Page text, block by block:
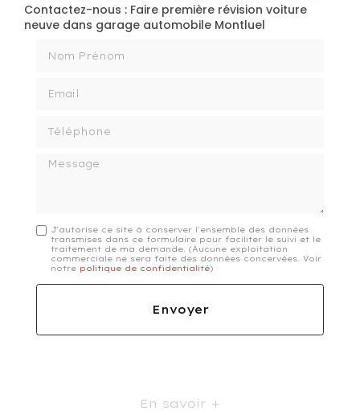
Contactez-nous : Faire première révision voiture
neuve dans garage automobile Montluel
Message
J'autorise ce site à conserver l'ensemble des données
transmises dans ce formulaire pour faciliter le suivi et le
traitement de ma demande.(Aucune exploitation
commerciale ne sera faite des données concervées. Voir
notre politique de confidentialité)
En savoir +